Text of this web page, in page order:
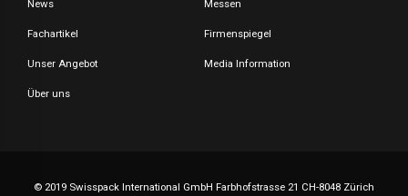
News Messen
Fachartikel Firmenspiegel
Unser Angebot Media Information
Über uns
© 2019 Swisspack International GmbH Farbhofstrasse 21 CH-8048 Zürich